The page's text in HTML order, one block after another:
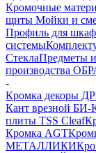
Кромочные
щиты Мойки и
Профиль для
системы
СтеклаПредметы
производства
-
Кромка декоры
Кант врезной
плиты TSS Cleaf
Кромка AGT
МЕТАЛЛИКИ